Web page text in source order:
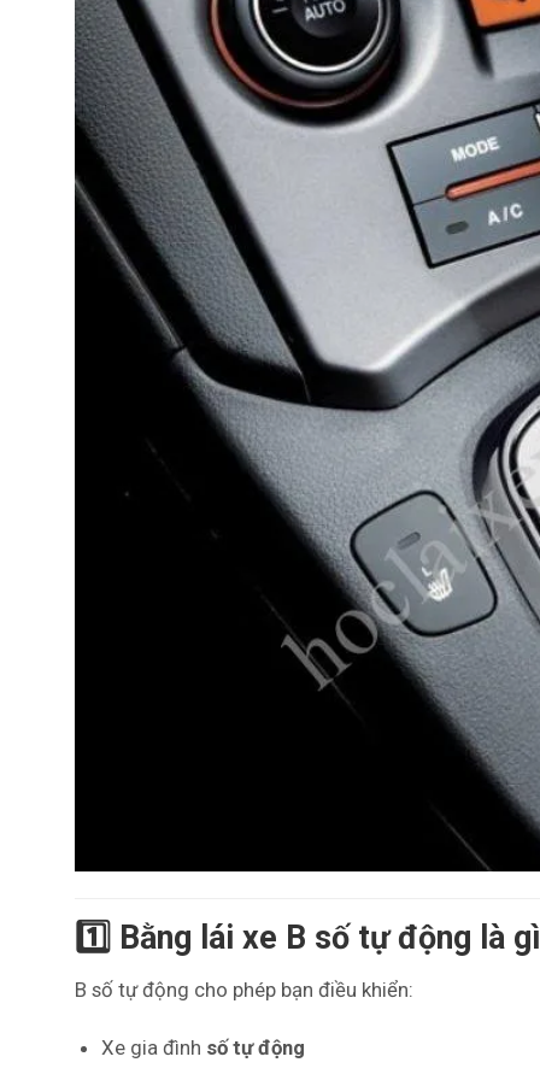
1️⃣ Bằng lái xe B số tự động là
B số tự động cho phép bạn điều khiển:
Xe gia đình số tự động